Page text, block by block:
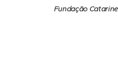
Fundação